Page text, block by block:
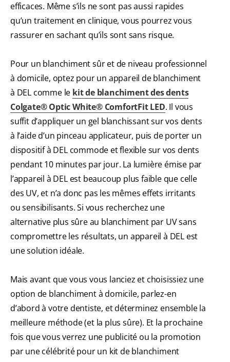
efficaces. Même s’ils ne sont pas aussi rapides
qu’un traitement en clinique, vous pourrez vous
rassurer en sachant qu’ils sont sans risque.
Pour un blanchiment sûr et de niveau professionnel
à domicile, optez pour un appareil de blanchiment
à DEL comme le kit de blanchiment des dents
Colgate® Optic White® ComfortFit LED. Il vous
suffit d’appliquer un gel blanchissant sur vos dents
à l’aide d’un pinceau applicateur, puis de porter un
dispositif à DEL commode et flexible sur vos dents
pendant 10 minutes par jour. La lumière émise par
l’appareil à DEL est beaucoup plus faible que celle
des UV, et n’a donc pas les mêmes effets irritants
ou sensibilisants. Si vous recherchez une
alternative plus sûre au blanchiment par UV sans
compromettre les résultats, un appareil à DEL est
une solution idéale.
Mais avant que vous vous lanciez et choisissiez une
option de blanchiment à domicile, parlez-en
d’abord à votre dentiste, et déterminez ensemble la
meilleure méthode (et la plus sûre). Et la prochaine
fois que vous verrez une publicité ou la promotion
par une célébrité pour un kit de blanchiment